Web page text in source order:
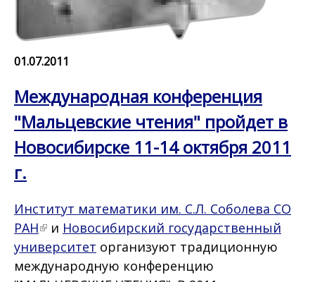
01.07.2011
Международная конференция
"Мальцевские чтения" пройдет в
Новосибирске 11-14 октября 2011
г.
Институт математики им. С.Л. Соболева СО
РАН
и Новосибирский государственный
университет организуют традиционную
международную конференцию